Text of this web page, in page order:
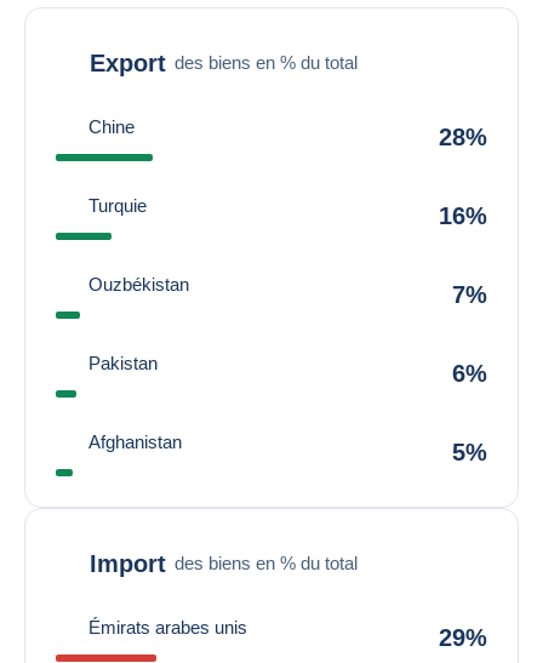
Export des biens en % du total
Chine 28%
Turquie 16%
Ouzbékistan 7%
Pakistan 6%
Afghanistan 5%
Import des biens en % du total
Émirats arabes unis 29%